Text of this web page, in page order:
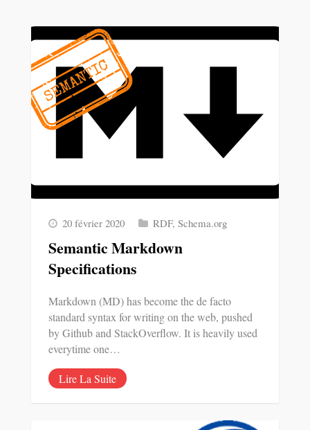
20 février 2020 RDF, Schema.org
Semantic Markdown
Specifications
Markdown (MD) has become the de facto
standard syntax for writing on the web, pushed
by Github and StackOverflow. It is heavily used
everytime one…
Lire La Suite